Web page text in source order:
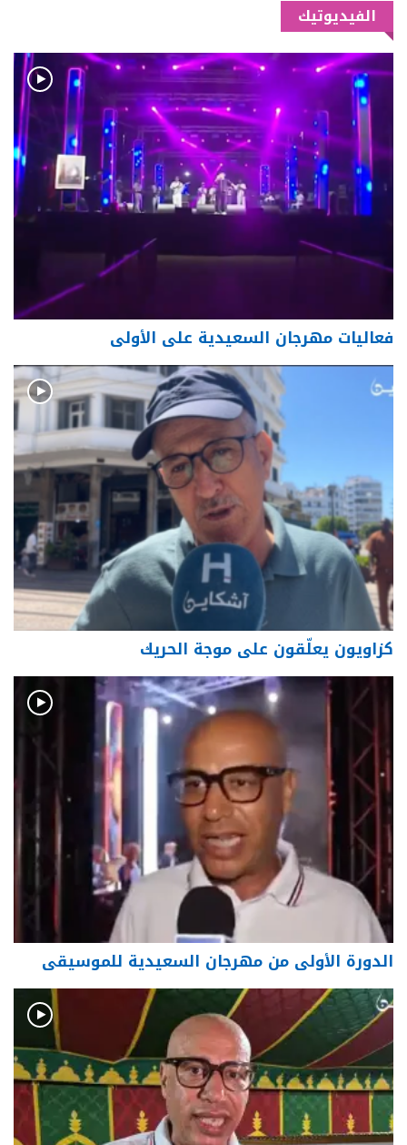
الفيديوتيك
فعاليات مهرجان السعيدية على الأولى
كزاويون يعلّقون على موجة الحريك
الدورة الأولى من مهرجان السعيدية للموسيقى